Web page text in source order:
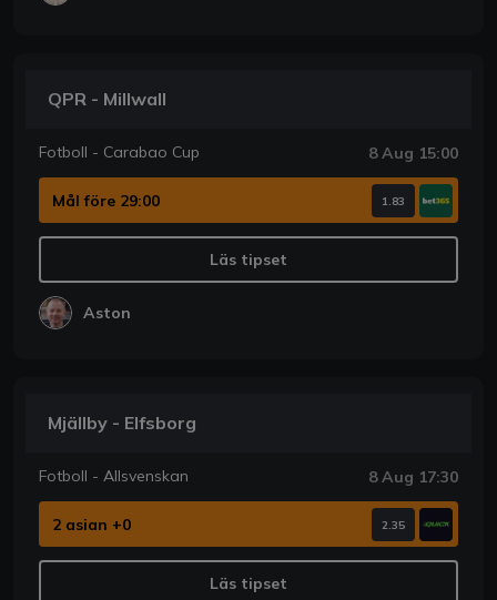
QPR - Millwall
Fotboll - Carabao Cup 8 Aug 15:00
Mål före 29:00 1.83
Läs tipset
Aston
Mjällby - Elfsborg
Fotboll - Allsvenskan 8 Aug 17:30
2 asian +0 2.35
Läs tipset